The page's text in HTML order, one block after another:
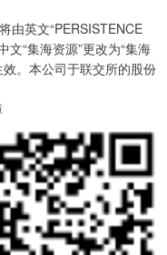
英文“PERSISTENCE
文“集海资源”更改为“集海
。本公司于联交所的股份